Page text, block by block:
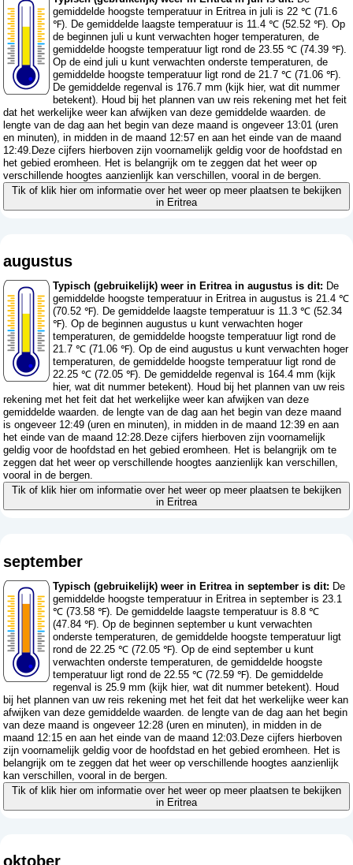
gemiddelde hoogste temperatuur in Eritrea in juli is 22 ℃ (71.6
℉). De gemiddelde laagste temperatuur is 11.4 ℃ (52.52 ℉). Op
de beginnen juli u kunt verwachten hoger temperaturen, de
gemiddelde hoogste temperatuur ligt rond de 23.55 ℃ (74.39 ℉).
Op de eind juli u kunt verwachten onderste temperaturen, de
gemiddelde hoogste temperatuur ligt rond de 21.7 ℃ (71.06 ℉).
De gemiddelde regenval is 176.7 mm (kijk hier, wat dit nummer
betekent). Houd bij het plannen van uw reis rekening met het feit
dat het werkelijke weer kan afwijken van deze gemiddelde waarden. de
lengte van de dag aan het begin van deze maand is ongeveer 13:01 (uren
en minuten), in midden in de maand 12:57 en aan het einde van de maand
12:49.Deze cijfers hierboven zijn voornamelijk geldig voor de hoofdstad en
het gebied eromheen. Het is belangrijk om te zeggen dat het weer op
verschillende hoogtes aanzienlijk kan verschillen, vooral in de bergen.
Tik of klik hier om informatie over het weer op meer plaatsen te bekijken
in Eritrea
augustus
Typisch (gebruikelijk) weer in Eritrea in augustus is dit: De
gemiddelde hoogste temperatuur in Eritrea in augustus is 21.4 ℃
(70.52 ℉). De gemiddelde laagste temperatuur is 11.3 ℃ (52.34
℉). Op de beginnen augustus u kunt verwachten hoger
temperaturen, de gemiddelde hoogste temperatuur ligt rond de
21.7 ℃ (71.06 ℉). Op de eind augustus u kunt verwachten hoger
temperaturen, de gemiddelde hoogste temperatuur ligt rond de
22.25 ℃ (72.05 ℉). De gemiddelde regenval is 164.4 mm (kijk
hier, wat dit nummer betekent). Houd bij het plannen van uw reis
rekening met het feit dat het werkelijke weer kan afwijken van deze
gemiddelde waarden. de lengte van de dag aan het begin van deze maand
is ongeveer 12:49 (uren en minuten), in midden in de maand 12:39 en aan
het einde van de maand 12:28.Deze cijfers hierboven zijn voornamelijk
geldig voor de hoofdstad en het gebied eromheen. Het is belangrijk om te
zeggen dat het weer op verschillende hoogtes aanzienlijk kan verschillen,
vooral in de bergen.
Tik of klik hier om informatie over het weer op meer plaatsen te bekijken
in Eritrea
september
Typisch (gebruikelijk) weer in Eritrea in september is dit: De
gemiddelde hoogste temperatuur in Eritrea in september is 23.1
℃ (73.58 ℉). De gemiddelde laagste temperatuur is 8.8 ℃
(47.84 ℉). Op de beginnen september u kunt verwachten
onderste temperaturen, de gemiddelde hoogste temperatuur ligt
rond de 22.25 ℃ (72.05 ℉). Op de eind september u kunt
verwachten onderste temperaturen, de gemiddelde hoogste
temperatuur ligt rond de 22.55 ℃ (72.59 ℉). De gemiddelde
regenval is 25.9 mm (kijk hier, wat dit nummer betekent). Houd
bij het plannen van uw reis rekening met het feit dat het werkelijke weer kan
afwijken van deze gemiddelde waarden. de lengte van de dag aan het begin
van deze maand is ongeveer 12:28 (uren en minuten), in midden in de
maand 12:15 en aan het einde van de maand 12:03.Deze cijfers hierboven
zijn voornamelijk geldig voor de hoofdstad en het gebied eromheen. Het is
belangrijk om te zeggen dat het weer op verschillende hoogtes aanzienlijk
kan verschillen, vooral in de bergen.
Tik of klik hier om informatie over het weer op meer plaatsen te bekijken
in Eritrea
oktober